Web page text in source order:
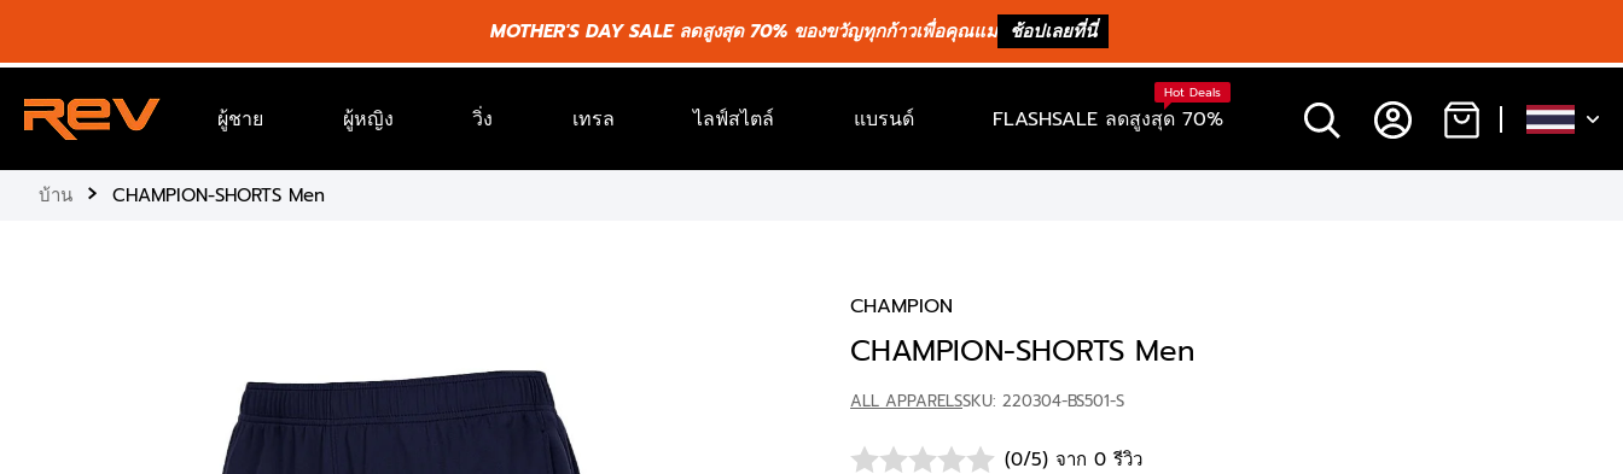
เนื้อหา
MOTHER'S DAY SALE ลดสูงสุด 70% ของขวัญทุกก้าวเพื่อคุณแม่ ช้อปเลยที่นี่
ผู้ชาย ผู้หญิง วิ่ง เทรล ไลฟ์สไตล์ แบรนด์ FLASHSALE ลดสูงสุด 70%
Hot Deals
บ้าน › CHAMPION-SHORTS Men
CHAMPION
CHAMPION-SHORTS Men
ALL APPARELSSKU: 220304-BS501-S
(0/5) จาก 0 รีวิว